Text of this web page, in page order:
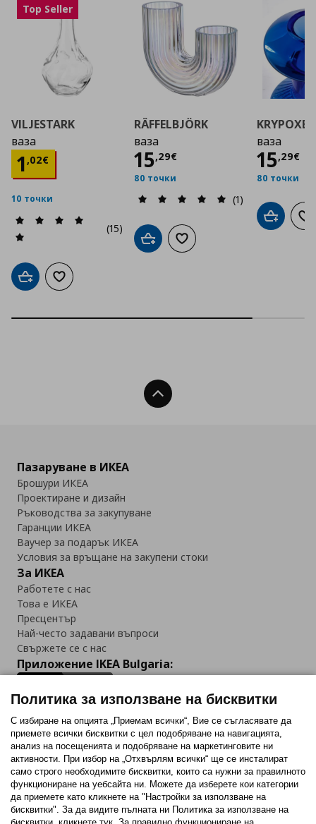
Top Seller
VILJESTARK
ваза
1,02€
Цена
10 точки
(15)
Добави в кошницата
Добави към списъка с любими
RÄFFELBJÖRK
ваза
15,29€
Цена
80 точки
(1)
Добави в кошницата
Добави към списъка с
ваза
15,29€
Цена
80 точки
Добави
Нагоре
Пазаруване в ИКЕА
Брошури ИКЕА
Проектиране и дизайн
Ръководства за закупуване
Гаранции ИКЕА
Ваучер за подарък ИКЕА
Условия за връщане на закупени стоки
За ИКЕА
Работете с нас
Това е ИКЕА
Пресцентър
Най-често задавани въпроси
Свържете се с нас
Приложение IKEA Bulgaria:
Последвайте ни:
FacebookTwitterYoutubePinterestInstagram
Политика за използване на бисквитки
С избиране на опцията „Приемам всички“, Вие се съгласявате да
приемете всички бисквитки с цел подобряване на навигацията,
анализ на посещенията и подобряване на маркетинговите ни
активности. При избор на „Отхвърлям всички“ ще се инсталират
само строго необходимитe бисквитки, които са нужни за правилното
функциониране на уебсайта ни. Можете да изберете кои категории
да приемете като кликнете на "Настройки за използване на
бисквитки". За да видите пълната ни Политика за използване на